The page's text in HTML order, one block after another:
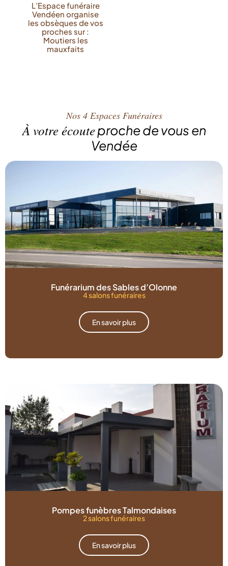
L’Espace funéraire
Vendéen organise
les obsèques de vos
proches sur :
Moutiers les
mauxfaits
Nos 4 Espaces Funéraires
À votre écouteproche de vous en
Vendée
Funérarium des Sables d’Olonne
4 salons funéraires
En savoir plus
Pompes funèbres Talmondaises
2 salons funéraires
En savoir plus